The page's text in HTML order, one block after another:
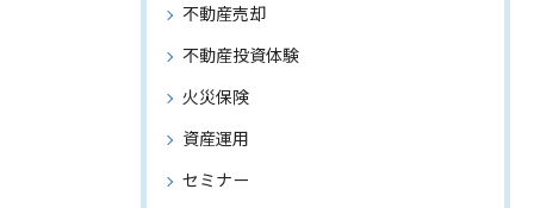
不動産売却
不動産投資体験
火災保険
資産運用
セミナー